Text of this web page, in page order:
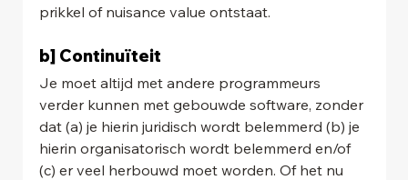
prikkel of nuisance value ontstaat.
b] Continuïteit
Je moet altijd met andere programmeurs
verder kunnen met gebouwde software, zonder
dat (a) je hierin juridisch wordt belemmerd (b) je
hierin organisatorisch wordt belemmerd en/of
(c) er veel herbouwd moet worden. Of het nu